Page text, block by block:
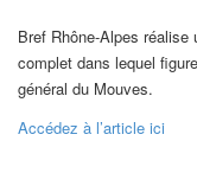
Bref Rhône-Alpes réalise
complet dans lequel
général du Mouves.
Accédez à l’article ici